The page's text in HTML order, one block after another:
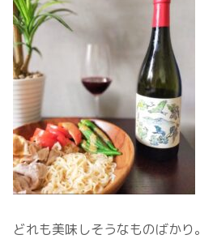
どれも美味しそうなものばかり。